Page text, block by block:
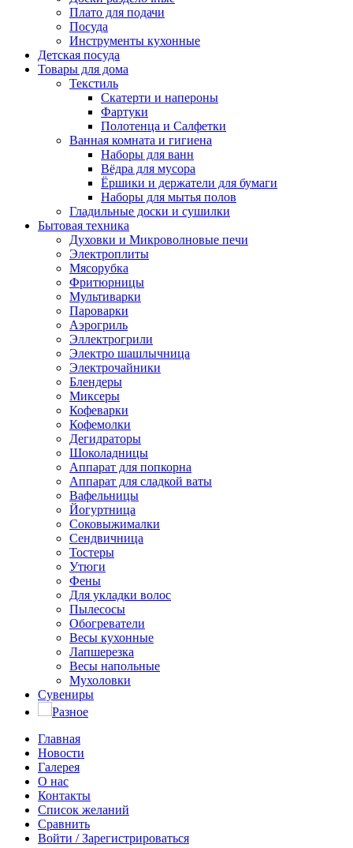
Плато для подачи
Посуда
Инструменты кухонные
Детская посуда
Товары для дома
Текстиль
Скатерти и напероны
Фартуки
Полотенца и Салфетки
Ванная комната и гигиена
Наборы для ванн
Вёдра для мусора
Ёршики и держатели для бумаги
Наборы для мытья полов
Гладильные доски и сушилки
Бытовая техника
Духовки и Микроволновые печи
Электроплиты
Мясорубка
Фритюрницы
Мультиварки
Пароварки
Аэрогриль
Эллектрогрили
Электро шашлычница
Электрочайники
Блендеры
Миксеры
Кофеварки
Кофемолки
Дегидраторы
Шоколадницы
Аппарат для попкорна
Аппарат для сладкой ваты
Вафельницы
Йогуртница
Соковыжималки
Сендвичница
Тостеры
Утюги
Фены
Для укладки волос
Пылесосы
Обогреватели
Весы кухонные
Лапшерезка
Весы напольные
Мухоловки
Сувениры
Разное
Главная
Новости
Галерея
О нас
Контакты
Список желаний
Сравнить
Войти / Зарегистрироваться